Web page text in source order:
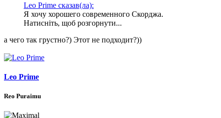
Leo Prime сказав(ла):
Я хочу хорошего современного Скорджа.
Натисніть, щоб розгорнути...
а чего так грустно?) Этот не подходит?))
Leo Prime
Reo Puraimu